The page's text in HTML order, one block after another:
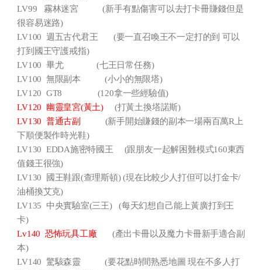
LV99 霧林迷宮 (新手有點傷害可以去打卡冊賺錢但是
很容易迷路)
LV100 週五古代君王 (要一直召喚王不一定打的到 可以
打到國王守護戒指)
LV100 畢尤 (七王日常任務)
LV100 無限副本 (小小的無限塔)
LV120 GT8 (120拿一些經驗值)
LV120 幽靈皇宮(黃土)
(打黃土換塔諾斯)
LV130 普通古副
(新手開始賺錢的副本一場兩百萬R上
下順便製作時光鞋)
LV130 EDDA施密特國王 (跟朋友一起解困難模式160東西
值錢王很強)
LV130 國王鞋跟(查理斯頓) (現在比較少人打但可以打金卡/
油桶換艾克)
LV135 中央實驗室(三王) (每天幻想自己能上黃廣打到王
卡)
Lv140 恐怖玩具工廠 (產出卡冊以及魔力卡冊新手適合副
本)
LV140 驚駭森靈 (要花點時間熟悉地圖 現在不多人打